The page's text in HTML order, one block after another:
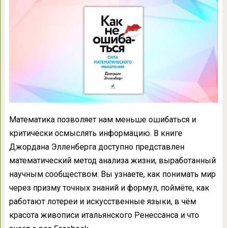
Математика позволяет нам меньше ошибаться и
критически осмыслять информацию. В книге
Джордана Элленберга доступно представлен
математический метод анализа жизни, выработанный
научным сообществом. Вы узнаете, как понимать мир
через призму точных знаний и формул, поймёте, как
работают лотереи и искусственные языки, в чём
красота живописи итальянского Ренессанса и что